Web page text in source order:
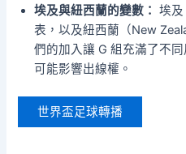
埃及與紐西蘭的變數： 埃
表，以及紐西蘭（New
們的加入讓 G 組充滿了不
可能影響出線權。
世界盃足球轉播